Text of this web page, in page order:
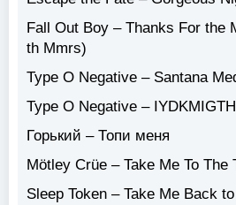
Fall Out Boy – Thanks For the
th Mmrs)
Type O Negative – Santana
Type O Negative –
Горький – Топи меня
Mötley Crüe – Take Me To The
Sleep Token – Take Me Back